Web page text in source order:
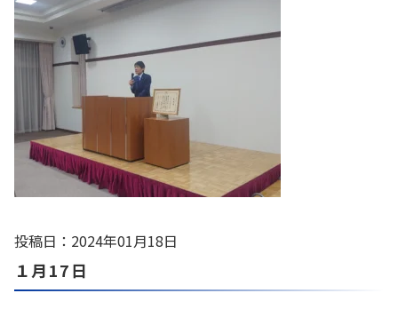
投稿日：2024年01月18日
１月17日